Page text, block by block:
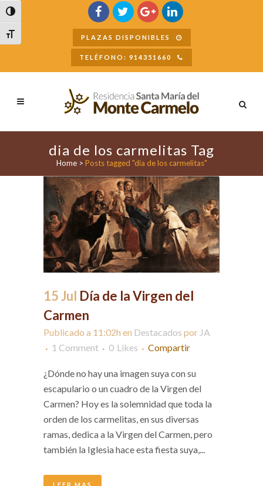
Alternar alto contraste
Alternar tamaño de letra
Buscar
PLAZAS DISPONIBLES
TELÉFONO: 914351660
dia de los carmelitas Tag
Home> Posts tagged "dia de los carmelitas"
15 Jul Día de la Virgen del
Carmen
Publicado a 11:02h en Destacados por JA
1 Comment
0 Likes Compartir
¿Dónde no hay una imagen suya con su
escapulario o un cuadro de la Virgen del
Carmen? Hoy es la solemnidad que toda la
orden de los carmelitas, en sus diversas
ramas, dedica a la Virgen del Carmen, pero
también la Iglesia hace esta fiesta suya,...